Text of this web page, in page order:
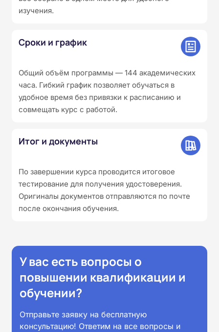
изучения.
Сроки и график
Общий объём программы — 144 академических
часа. Гибкий график позволяет обучаться в
удобное время без привязки к расписанию и
совмещать курс с работой.
Итог и документы
По завершении курса проводится итоговое
тестирование для получения удостоверения.
Оригиналы документов отправляются по почте
после окончания обучения.
У вас есть вопросы о
повышении квалификации и
обучении?
Отправьте заявку на бесплатную
консультацию! Ответим на все вопросы и